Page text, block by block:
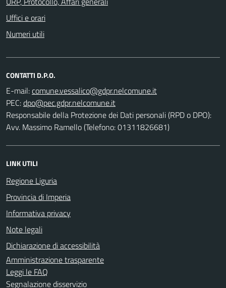
Uffici e orari
Numeri utili
CONTATTI D.P.O.
E-mail:
PEC:
Responsabile della Protezione dei Dati personali (RPD o DPO):
Avv. Massimo Ramello (Telefono: 01311826681)
LINK UTILI
Regione Liguria
Provincia di Imperia
Informativa privacy
Note legali
Dichiarazione di accessibilità
Amministrazione trasparente
Leggi le FAQ
Segnalazione disservizio